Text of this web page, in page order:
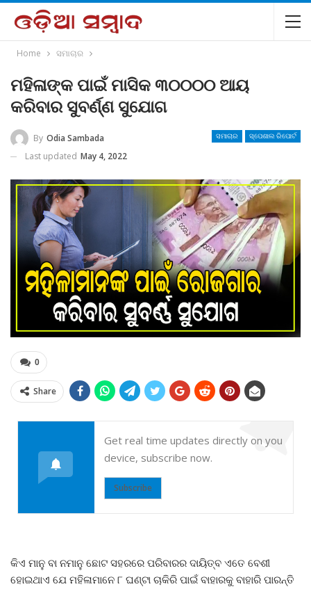
Home ସମାଚାର
ମହିଳାଙ୍କ ପାଇଁ ମାସିକ ୩୦୦୦୦ ଆୟ
କରିବାର ସୁବର୍ଣ୍ଣ ସୁଯୋଗ
ସମାଚାର ସ୍ପେଶାଲ ରିପୋର୍ଟ
By Odia Sambada
Last updated May 4, 2022
0
Share
Get real time updates directly on you
device, subscribe now.
Subscribe
କିଏ ମାନୁ ବା ନମାନୁ ଛୋଟ ସହରରେ ପରିବାରର ଦାୟିତ୍ବ ଏତେ ବେଶୀ
ହୋଇଥାଏ ଯେ ମହିଳାମାନେ ୮ ଘଣ୍ଟା ଚାକିରି ପାଇଁ ବାହାରକୁ ବାହାରି ପାରନ୍ତି